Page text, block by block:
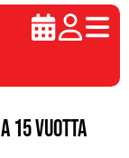
15 vuotta